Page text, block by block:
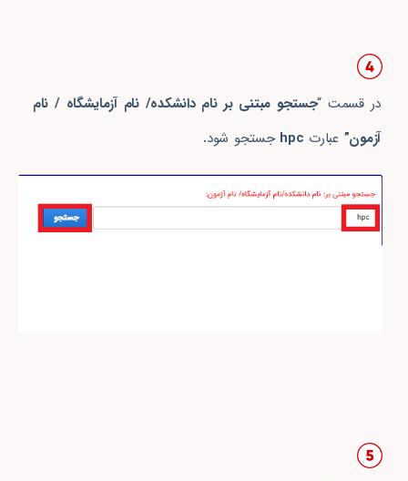
در قسمت “جستجو مبتنی بر نام دانشکده/ نام آزمایشگاه / نام
آزمون”عبارت hpc جستجو شود.